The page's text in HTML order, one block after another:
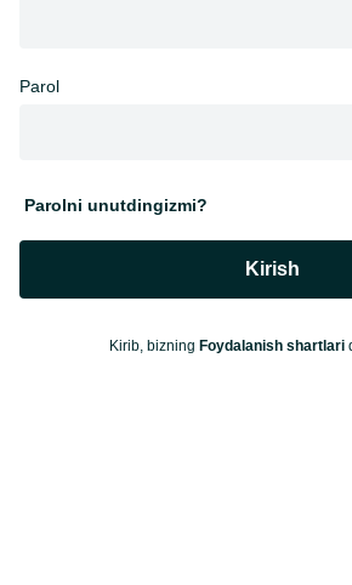
Parol
Parolni unutdingizmi?
Kirish
Kirib, bizning Foydalanish shartlari